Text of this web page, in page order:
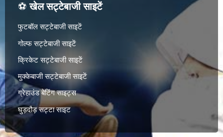
⚽खेल सट्टेबाजी साइटें
फुटबॉल सट्टेबाजी साइटें
गोल्फ सट्टेबाजी साइटें
क्रिकेट सट्टेबाजी साइटें
मुक्केबाजी सट्टेबाजी साइटें
ग्रेहाउंड बेटिंग साइट्स
घुड़दौड़ सट्टा साइट